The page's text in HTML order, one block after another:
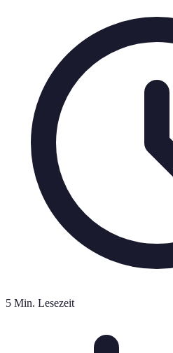
5 Min. Lesezeit